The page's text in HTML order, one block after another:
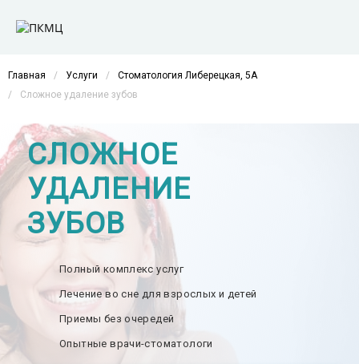
Главная / Услуги /
Стоматология Либерецкая, 5А
/
Сложное удаление зубов
СЛОЖНОЕ
УДАЛЕНИЕ
ЗУБОВ
Полный комплекс услуг
Лечение во сне для взрослых и детей
Приемы без очередей
Опытные врачи-стоматологи